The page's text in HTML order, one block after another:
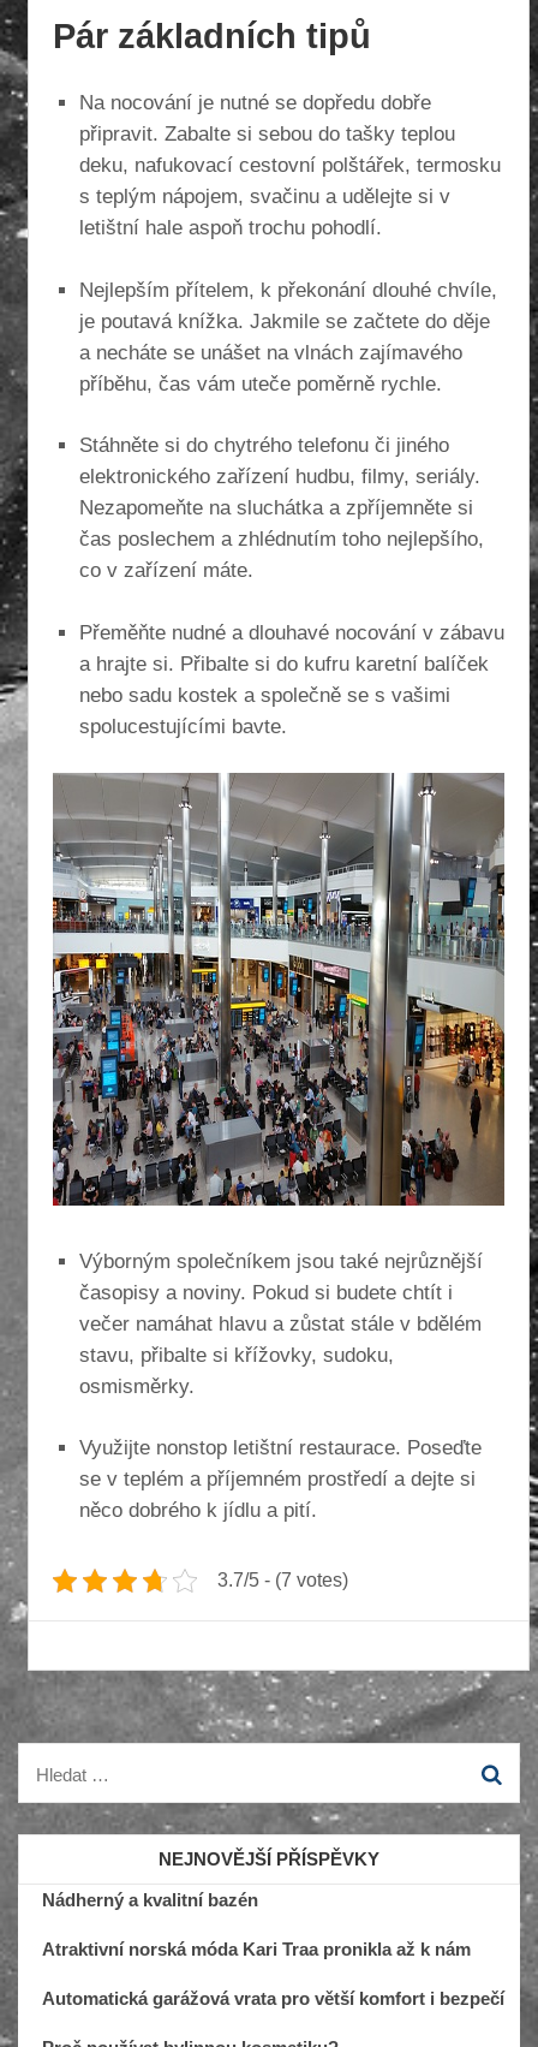
Pár základních tipů
Na nocování je nutné se dopředu dobře
připravit. Zabalte si sebou do tašky teplou
deku, nafukovací cestovní polštářek, termosku
s teplým nápojem, svačinu a udělejte si v
letištní hale aspoň trochu pohodlí.
Nejlepším přítelem, k překonání dlouhé chvíle,
je poutavá knížka. Jakmile se začtete do děje
a necháte se unášet na vlnách zajímavého
příběhu, čas vám uteče poměrně rychle.
Stáhněte si do chytrého telefonu či jiného
elektronického zařízení hudbu, filmy, seriály.
Nezapomeňte na sluchátka a zpříjemněte si
čas poslechem a zhlédnutím toho nejlepšího,
co v zařízení máte.
Přeměňte nudné a dlouhavé nocování v zábavu
a hrajte si. Přibalte si do kufru karetní balíček
nebo sadu kostek a společně se s vašimi
spolucestujícími bavte.
Výborným společníkem jsou také nejrůznější
časopisy a noviny. Pokud si budete chtít i
večer namáhat hlavu a zůstat stále v bdělém
stavu, přibalte si křížovky, sudoku,
osmisměrky.
Využijte nonstop letištní restaurace. Poseďte
se v teplém a příjemném prostředí a dejte si
něco dobrého k jídlu a pití.
3.7/5 - (7 votes)
Vyhledávání
NEJNOVĚJŠÍ PŘÍSPĚVKY
Nádherný a kvalitní bazén
Atraktivní norská móda Kari Traa pronikla až k nám
Automatická garážová vrata pro větší komfort i bezpečí